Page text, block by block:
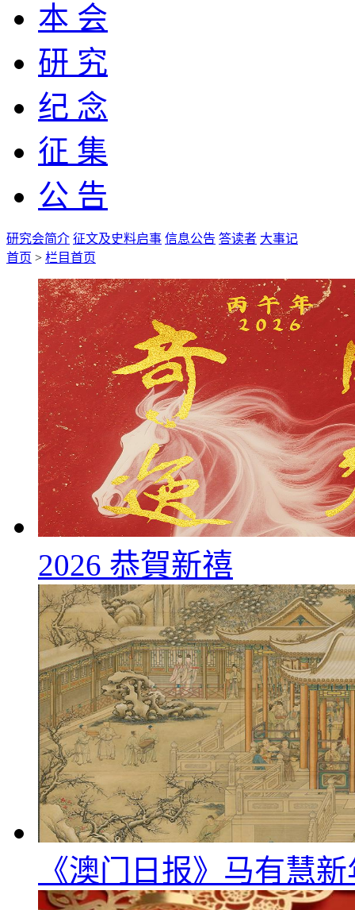
本 会
研 究
纪 念
征 集
公 告
研究会简介 征文及史料启事 信息公告 答读者 大事记
首页 > 栏目首页
2026 恭賀新禧
《澳门日报》马有慧